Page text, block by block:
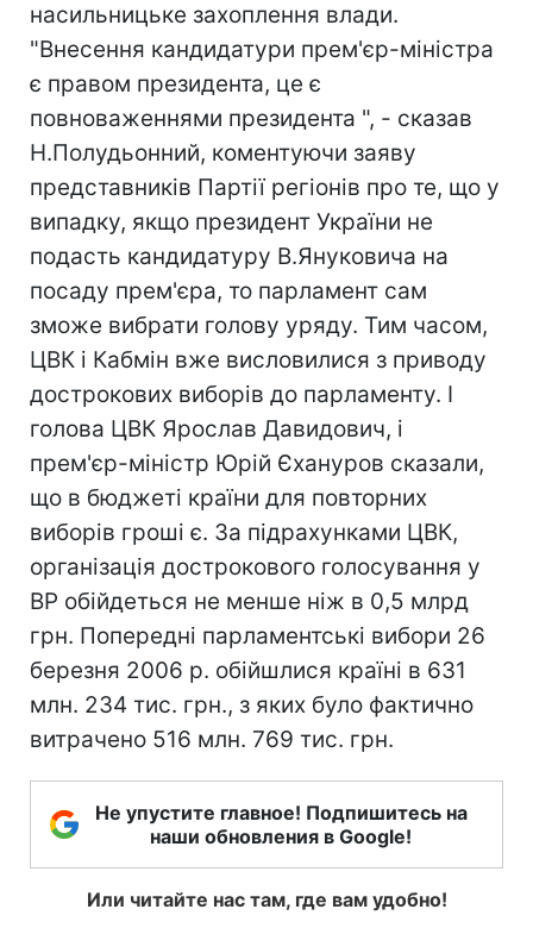
насильницьке захоплення влади.
"Внесення кандидатури прем'єр-міністра
є правом президента, це є
повноваженнями президента ", - сказав
Н.Полудьонний, коментуючи заяву
представників Партії регіонів про те, що у
випадку, якщо президент України не
подасть кандидатуру В.Януковича на
посаду прем'єра, то парламент сам
зможе вибрати голову уряду. Тим часом,
ЦВК і Кабмін вже висловилися з приводу
дострокових виборів до парламенту. І
голова ЦВК Ярослав Давидович, і
прем'єр-міністр Юрій Єхануров сказали,
що в бюджеті країни для повторних
виборів гроші є. За підрахунками ЦВК,
організація дострокового голосування у
ВР обійдеться не менше ніж в 0,5 млрд
грн. Попередні парламентські вибори 26
березня 2006 р. обійшлися країні в 631
млн. 234 тис. грн., з яких було фактично
витрачено 516 млн. 769 тис. грн.
Не упустите главное! Подпишитесь на
наши обновления в Google!
Или читайте нас там, где вам удобно!